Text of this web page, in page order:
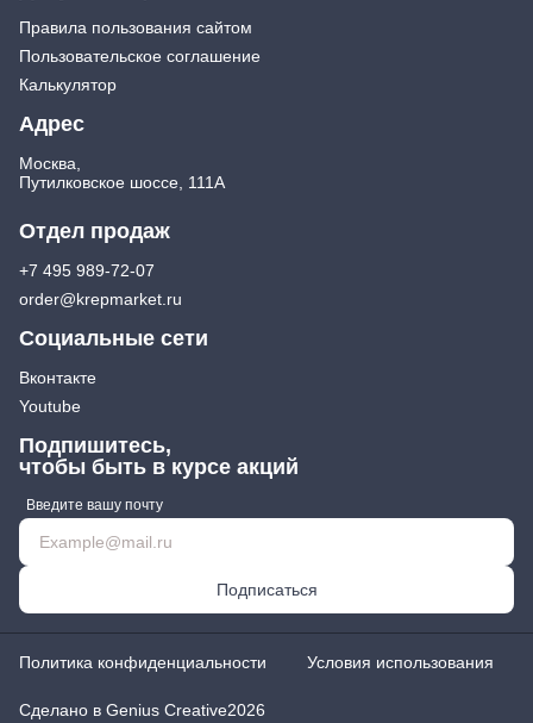
Правила пользования сайтом
Пользовательское соглашение
Калькулятор
Адрес
Москва,
Путилковское шоссе, 111А
Отдел продаж
+7 495 989-72-07
order@krepmarket.ru
Социальные сети
Вконтакте
Youtube
Подпишитесь,
чтобы быть в курсе акций
Введите вашу почту
Подписаться
Политика конфиденциальности Условия использования
Сделано в Genius Creative2026